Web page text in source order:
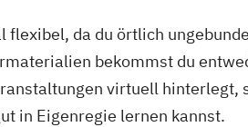
da du örtlich
bekommst du
virtuell
in Eigenregie lernen kannst.